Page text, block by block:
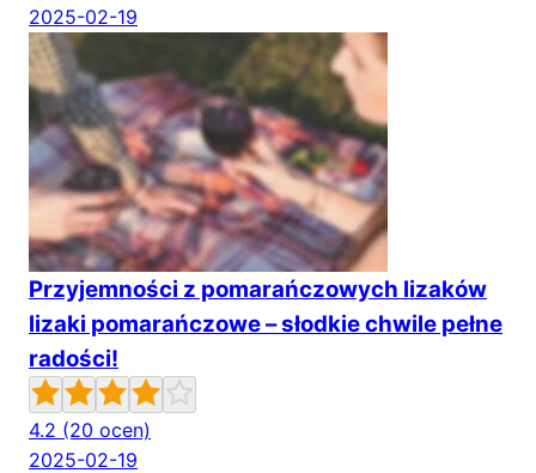
2025-02-19
Przyjemności z pomarańczowych lizaków
lizaki pomarańczowe – słodkie chwile pełne
radości!
4.2 (20 ocen)
2025-02-19